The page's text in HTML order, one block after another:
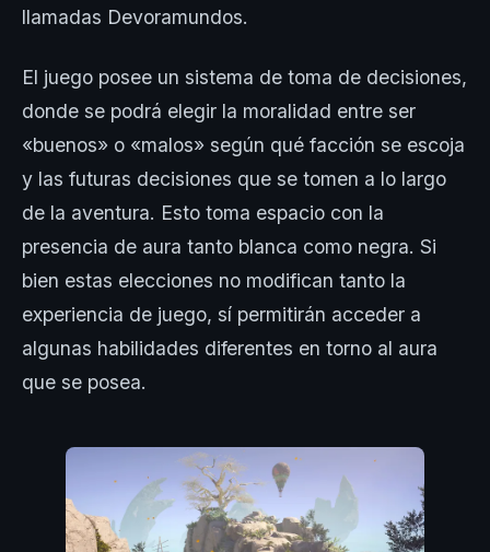
llamadas Devoramundos.
El juego posee un sistema de toma de decisiones,
donde se podrá elegir la moralidad entre ser
«buenos» o «malos» según qué facción se escoja
y las futuras decisiones que se tomen a lo largo
de la aventura. Esto toma espacio con la
presencia de aura tanto blanca como negra. Si
bien estas elecciones no modifican tanto la
experiencia de juego, sí permitirán acceder a
algunas habilidades diferentes en torno al aura
que se posea.